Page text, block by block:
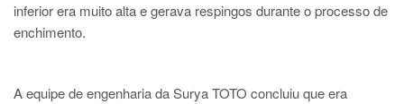
inferior era muito alta e gerava respingos durante o processo de
enchimento.
A equipe de engenharia da Surya TOTO concluiu que era